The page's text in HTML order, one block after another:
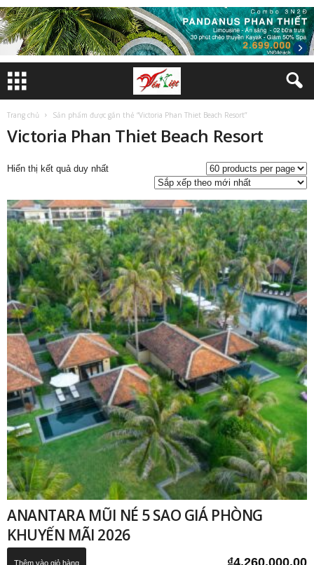
Trang chủ Sản phẩm được gắn thẻ “Victoria Phan Thiet Beach Resort”
Victoria Phan Thiet Beach Resort
Hiển thị kết quả duy nhất
ANANTARA MŨI NÉ 5 SAO GIÁ PHÒNG
KHUYẾN MÃI 2026
₫4,260,000.00
Thêm vào giỏ hàng